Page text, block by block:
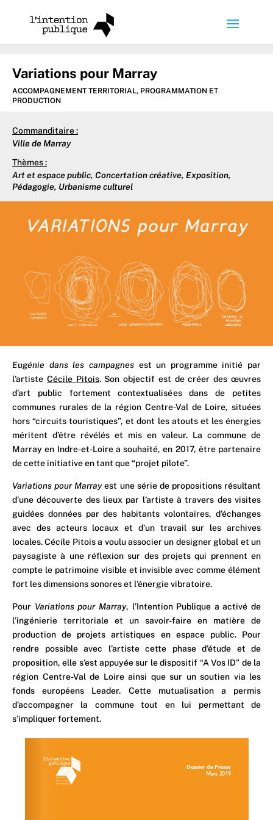
Variations pour Marray
ACCOMPAGNEMENT TERRITORIAL, PROGRAMMATION ET
PRODUCTION
Commanditaire :
Ville de Marray
Thèmes :
Art et espace public, Concertation créative, Exposition,
Pédagogie, Urbanisme culturel
Eugénie dans les campagnesest un programme initié par
l’artiste Cécile Pitois. Son objectif est de créer des œuvres
d’art public fortement contextualisées dans de petites
communes rurales de la région Centre-Val de Loire, situées
hors “circuits touristiques”, et dont les atouts et les énergies
méritent d’être révélés et mis en valeur. La commune de
Marray en Indre-et-Loire a souhaité, en 2017, être partenaire
de cette initiative en tant que “projet pilote”.
Variations pour Marrayest une série de propositions résultant
d’une découverte des lieux par l’artiste à travers des visites
guidées données par des habitants volontaires, d’échanges
avec des acteurs locaux et d’un travail sur les archives
locales. Cécile Pitois a voulu associer un designer global et un
paysagiste à une réflexion sur des projets qui prennent en
compte le patrimoine visible et invisible avec comme élément
fort les dimensions sonores et l’énergie vibratoire.
Pour Variations pour Marray, l’Intention Publique a activé de
l’ingénierie territoriale et un savoir-faire en matière de
production de projets artistiques en espace public. Pour
rendre possible avec l’artiste cette phase d’étude et de
proposition, elle s’est appuyée sur le dispositif “A Vos ID” de la
région Centre-Val de Loire ainsi que sur un soutien via les
fonds européens Leader. Cette mutualisation a permis
d’accompagner la commune tout en lui permettant de
s’impliquer fortement.